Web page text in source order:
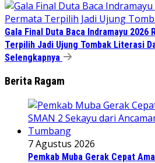
Gala Final Duta Baca Indramayu 2026
Terpilih Jadi Ujung Tombak Literasi
Selengkapnya
Berita Ragam
7 Agustus 2026
Pemkab Muba Gerak Cepat